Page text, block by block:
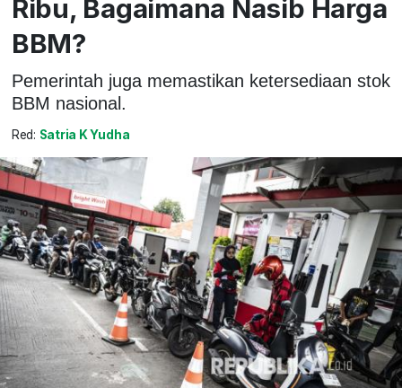
Ribu, Bagaimana Nasib Harga
BBM?
Pemerintah juga memastikan ketersediaan stok
BBM nasional.
Red: Satria K Yudha